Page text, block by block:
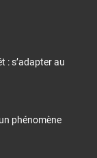
: s’adapter au
phénomène